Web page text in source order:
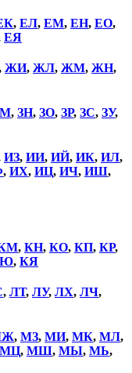
, ЕЛ, ЕМ, ЕН, ЕО,
ЕЯ
ЖИ, ЖЛ, ЖМ, ЖН,
, ЗН, ЗО, ЗР, ЗС, ЗУ,
ИЗ, ИИ, ИЙ, ИК, ИЛ,
, ИХ, ИЦ, ИЧ, ИШ,
, КН, КО, КП, КР,
, КЯ
, ЛТ, ЛУ, ЛХ, ЛЧ,
, МЗ, МИ, МК, МЛ,
МЦ, МШ, МЫ, МЬ,